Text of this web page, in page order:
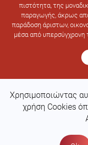
πιστότητα, της
παραγωγής, άκρως
παράδοση άριστων,
μέσα από υπερσύγχρονη
Design &
Χρησιμοποιώντας
χρήση Cookies